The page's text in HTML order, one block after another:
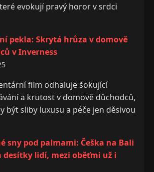
evokují pravý horor v srdci
pekla: Skrytá hrůza v domově
v Inverness
film odhaluje šokující
a krutost v domově důchodců,
být sliby luxusu a péče jen děsivou
sny pod palmami: Češka na Bali
desítky lidí, mezi oběťmi už i